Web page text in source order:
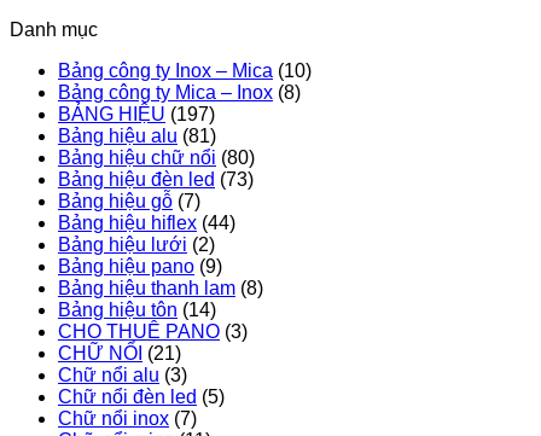
Danh mục
Bảng công ty Inox – Mica (10)
Bảng công ty Mica – Inox (8)
BẢNG HIỆU (197)
Bảng hiệu alu (81)
Bảng hiệu chữ nổi (80)
Bảng hiệu đèn led (73)
Bảng hiệu gỗ (7)
Bảng hiệu hiflex (44)
Bảng hiệu lưới (2)
Bảng hiệu pano (9)
Bảng hiệu thanh lam (8)
Bảng hiệu tôn (14)
CHO THUÊ PANO (3)
CHỮ NỔI (21)
Chữ nổi alu (3)
Chữ nổi đèn led (5)
Chữ nổi inox (7)